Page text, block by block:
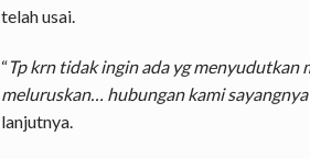
telah usai.
“Tp krn tidak ingin ada yg menyudutkan
meluruskan… hubungan kami
lanjutnya.